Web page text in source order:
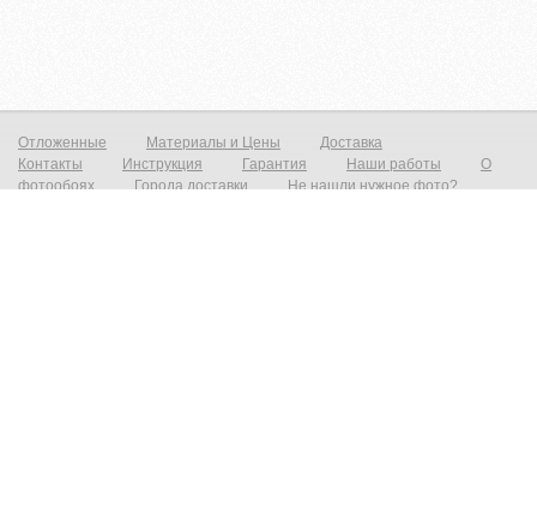
Отложенные Материалы и Цены
Доставка
Контакты
Инструкция Гарантия Наши работы
О
фотообоях
Города доставки
Не нашли нужное фото?